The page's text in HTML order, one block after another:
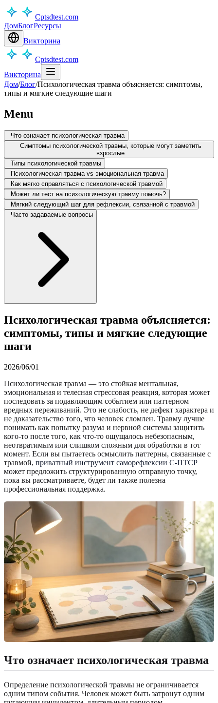
Cptsdtest.com
ДомБлогРесурсы
Викторина
Cptsdtest.com
Викторина
Дом/Блог/Психологическая травма объясняется: симптомы,
типы и мягкие следующие шаги
Menu
Что означает психологическая травма
Симптомы психологической травмы, которые могут заметить
взрослые
Типы психологической травмы
Психологическая травма vs эмоциональная травма
Как мягко справляться с психологической травмой
Может ли тест на психологическую травму помочь?
Мягкий следующий шаг для рефлексии, связанной с травмой
Часто задаваемые вопросы
Психологическая травма объясняется:
симптомы, типы и мягкие следующие
шаги
2026/06/01
Психологическая травма — это стойкая ментальная,
эмоциональная и телесная стрессовая реакция, которая может
последовать за подавляющим событием или паттерном
вредных переживаний. Это не слабость, не дефект характера и
не доказательство того, что человек сломлен. Травму лучше
понимать как попытку разума и нервной системы защитить
кого-то после того, как что-то ощущалось небезопасным,
неотвратимым или слишком сложным для обработки в тот
момент. Если вы пытаетесь осмыслить паттерны, связанные с
травмой, приватный инструмент саморефлексии С-ПТСР
может предложить структурированную отправную точку,
пока вы рассматриваете, будет ли также полезна
профессиональная поддержка.
Что означает психологическая травма
Определение психологической травмы не ограничивается
одним типом события. Человек может быть затронут одним